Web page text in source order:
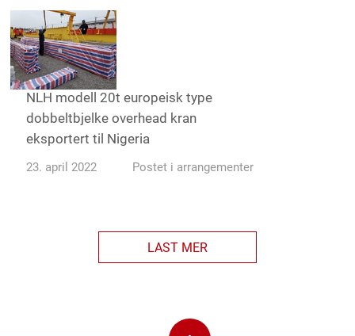
NLH modell 20t europeisk type
dobbeltbjelke overhead kran
eksportert til Nigeria
23. april 2022 Postet i arrangementer
LAST MER